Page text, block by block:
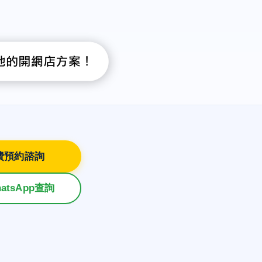
預約諮詢
查詢